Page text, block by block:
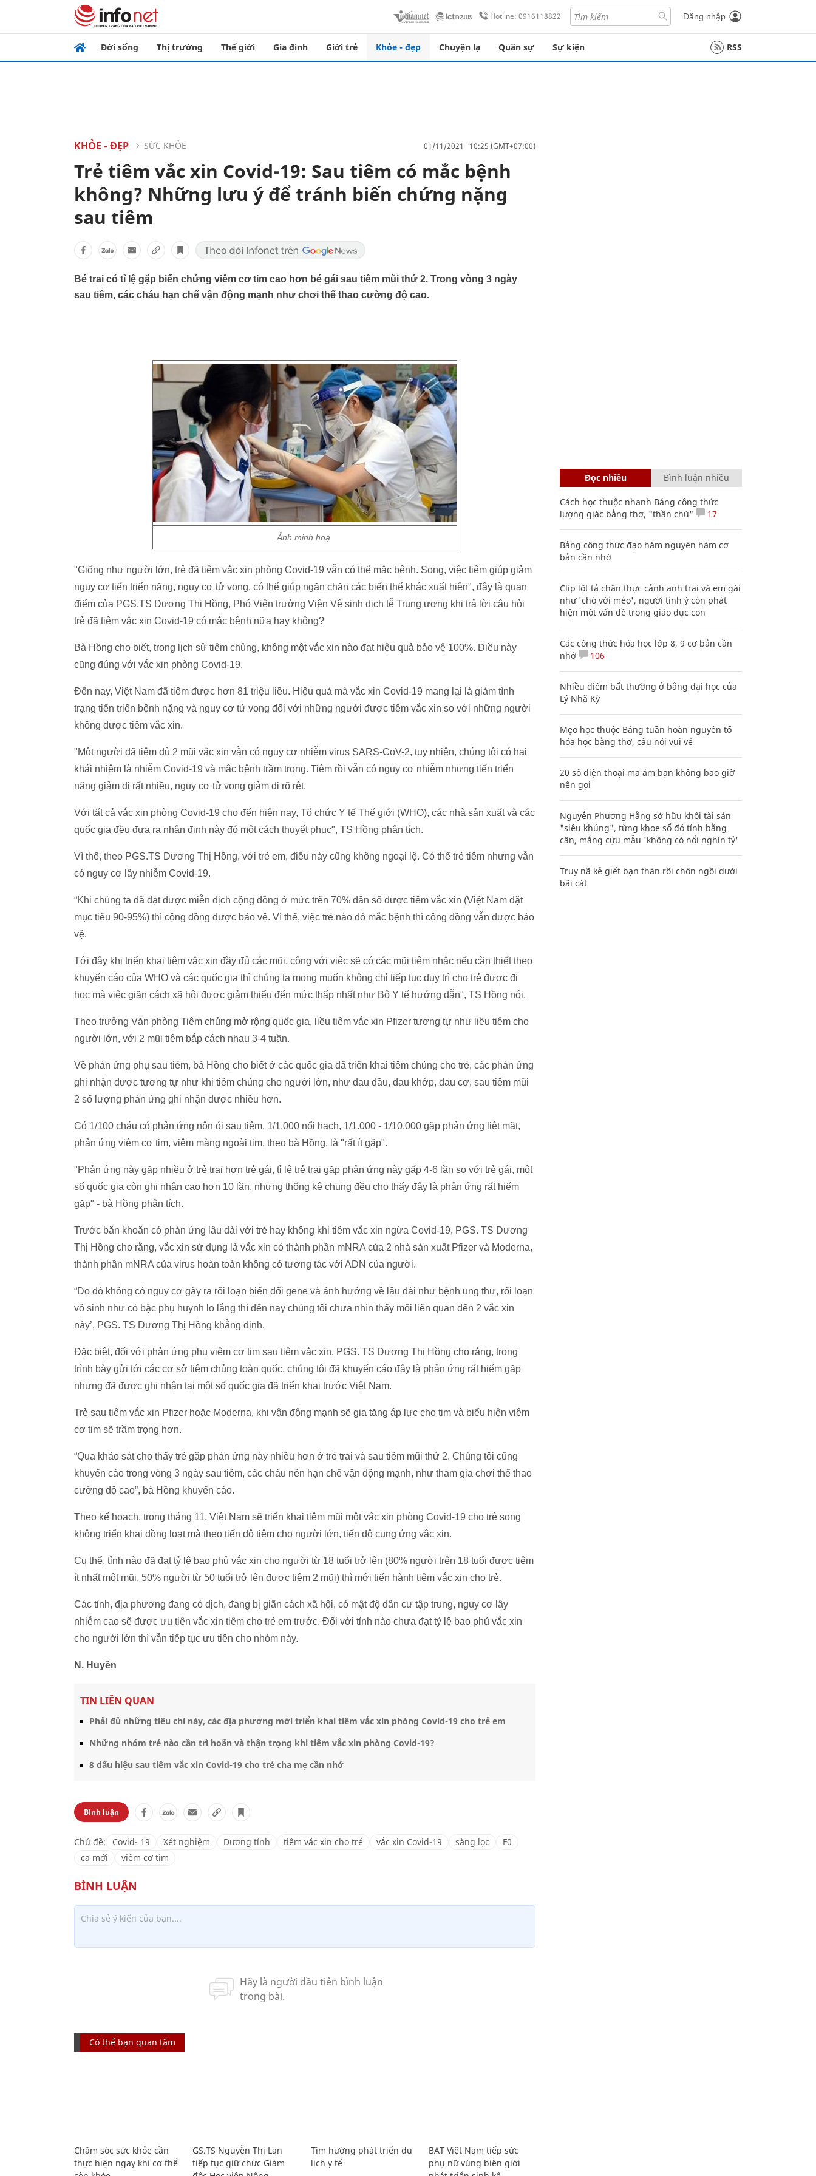
Hotline: 0916118822 Đăng nhập
Đời sống Thị trường Thế giới Gia đình Giới trẻ Khỏe - đẹp Chuyện lạ Quân sự Sự kiện RSS
KHỎE - ĐẸP SỨC KHỎE 01/11/2021 10:25 (GMT+07:00)
Trẻ tiêm vắc xin Covid-19: Sau tiêm có mắc bệnh
không? Những lưu ý để tránh biến chứng nặng
sau tiêm
Bé trai có tỉ lệ gặp biến chứng viêm cơ tim cao hơn bé gái sau tiêm mũi thứ 2. Trong vòng 3 ngày
sau tiêm, các cháu hạn chế vận động mạnh như chơi thể thao cường độ cao.
Ảnh minh hoạ
"Giống như người lớn, trẻ đã tiêm vắc xin phòng Covid-19 vẫn có thể mắc bệnh. Song, việc tiêm giúp giảm
nguy cơ tiến triển nặng, nguy cơ tử vong, có thể giúp ngăn chặn các biến thể khác xuất hiện", đây là quan
điểm của PGS.TS Dương Thị Hồng, Phó Viện trưởng Viện Vệ sinh dịch tễ Trung ương khi trả lời câu hỏi
trẻ đã tiêm vắc xin Covid-19 có mắc bệnh nữa hay không?
Bà Hồng cho biết, trong lịch sử tiêm chủng, không một vắc xin nào đạt hiệu quả bảo vệ 100%. Điều này
cũng đúng với vắc xin phòng Covid-19.
Đến nay, Việt Nam đã tiêm được hơn 81 triệu liều. Hiệu quả mà vắc xin Covid-19 mang lại là giảm tình
trạng tiến triển bệnh nặng và nguy cơ tử vong đối với những người được tiêm vắc xin so với những người
không được tiêm vắc xin.
"Một người đã tiêm đủ 2 mũi vắc xin vẫn có nguy cơ nhiễm virus SARS-CoV-2, tuy nhiên, chúng tôi có hai
khái nhiệm là nhiễm Covid-19 và mắc bệnh trầm trọng. Tiêm rồi vẫn có nguy cơ nhiễm nhưng tiến triển
nặng giảm đi rất nhiều, nguy cơ tử vong giảm đi rõ rệt.
Với tất cả vắc xin phòng Covid-19 cho đến hiện nay, Tổ chức Y tế Thế giới (WHO), các nhà sản xuất và các
quốc gia đều đưa ra nhận định này đó một cách thuyết phục", TS Hồng phân tích.
Vì thế, theo PGS.TS Dương Thị Hồng, với trẻ em, điều này cũng không ngoại lệ. Có thể trẻ tiêm nhưng vẫn
có nguy cơ lây nhiễm Covid-19.
“Khi chúng ta đã đạt được miễn dịch cộng đồng ở mức trên 70% dân số được tiêm vắc xin (Việt Nam đặt
mục tiêu 90-95%) thì cộng đồng được bảo vệ. Vì thế, việc trẻ nào đó mắc bệnh thì cộng đồng vẫn được bảo
vệ.
Tới đây khi triển khai tiêm vắc xin đầy đủ các mũi, cộng với việc sẽ có các mũi tiêm nhắc nếu cần thiết theo
khuyến cáo của WHO và các quốc gia thì chúng ta mong muốn không chỉ tiếp tục duy trì cho trẻ được đi
học mà việc giãn cách xã hội được giảm thiểu đến mức thấp nhất như Bộ Y tế hướng dẫn", TS Hồng nói.
Theo trưởng Văn phòng Tiêm chủng mở rộng quốc gia, liều tiêm vắc xin Pfizer tương tự như liều tiêm cho
người lớn, với 2 mũi tiêm bắp cách nhau 3-4 tuần.
Về phản ứng phụ sau tiêm, bà Hồng cho biết ở các quốc gia đã triển khai tiêm chủng cho trẻ, các phản ứng
ghi nhận được tương tự như khi tiêm chủng cho người lớn, như đau đầu, đau khớp, đau cơ, sau tiêm mũi
2 số lượng phản ứng ghi nhận được nhiều hơn.
Có 1/100 cháu có phản ứng nôn ói sau tiêm, 1/1.000 nổi hạch, 1/1.000 - 1/10.000 gặp phản ứng liệt mặt,
phản ứng viêm cơ tim, viêm màng ngoài tim, theo bà Hồng, là "rất ít gặp".
"Phản ứng này gặp nhiều ở trẻ trai hơn trẻ gái, tỉ lệ trẻ trai gặp phản ứng này gấp 4-6 lần so với trẻ gái, một
số quốc gia còn ghi nhận cao hơn 10 lần, nhưng thống kê chung đều cho thấy đây là phản ứng rất hiếm
gặp" - bà Hồng phân tích.
Trước băn khoăn có phản ứng lâu dài với trẻ hay không khi tiêm vắc xin ngừa Covid-19, PGS. TS Dương
Thị Hồng cho rằng, vắc xin sử dụng là vắc xin có thành phần mNRA của 2 nhà sản xuất Pfizer và Moderna,
thành phần mNRA của virus hoàn toàn không có tương tác với ADN của người.
“Do đó không có nguy cơ gây ra rối loạn biến đổi gene và ảnh hưởng về lâu dài như bệnh ung thư, rối loạn
vô sinh như có bậc phụ huynh lo lắng thì đến nay chúng tôi chưa nhìn thấy mối liên quan đến 2 vắc xin
này’, PGS. TS Dương Thị Hồng khẳng định.
Đặc biệt, đối với phản ứng phụ viêm cơ tim sau tiêm vắc xin, PGS. TS Dương Thị Hồng cho rằng, trong
trình bày gửi tới các cơ sở tiêm chủng toàn quốc, chúng tôi đã khuyến cáo đây là phản ứng rất hiếm gặp
nhưng đã được ghi nhận tại một số quốc gia đã triển khai trước Việt Nam.
Trẻ sau tiêm vắc xin Pfizer hoặc Moderna, khi vận động mạnh sẽ gia tăng áp lực cho tim và biểu hiện viêm
cơ tim sẽ trầm trọng hơn.
“Qua khảo sát cho thấy trẻ gặp phản ứng này nhiều hơn ở trẻ trai và sau tiêm mũi thứ 2. Chúng tôi cũng
khuyến cáo trong vòng 3 ngày sau tiêm, các cháu nên hạn chế vận động mạnh, như tham gia chơi thể thao
cường độ cao”, bà Hồng khuyến cáo.
Theo kế hoạch, trong tháng 11, Việt Nam sẽ triển khai tiêm mũi một vắc xin phòng Covid-19 cho trẻ song
không triển khai đồng loạt mà theo tiến độ tiêm cho người lớn, tiến độ cung ứng vắc xin.
Cụ thể, tỉnh nào đã đạt tỷ lệ bao phủ vắc xin cho người từ 18 tuổi trở lên (80% người trên 18 tuổi được tiêm
ít nhất một mũi, 50% người từ 50 tuổi trở lên được tiêm 2 mũi) thì mới tiến hành tiêm vắc xin cho trẻ.
Các tỉnh, địa phương đang có dịch, đang bị giãn cách xã hội, có mật độ dân cư tập trung, nguy cơ lây
nhiễm cao sẽ được ưu tiên vắc xin tiêm cho trẻ em trước. Đối với tỉnh nào chưa đạt tỷ lệ bao phủ vắc xin
cho người lớn thì vẫn tiếp tục ưu tiên cho nhóm này.
N. Huyền
TIN LIÊN QUAN
Phải đủ những tiêu chí này, các địa phương mới triển khai tiêm vắc xin phòng Covid-19 cho trẻ em
Những nhóm trẻ nào cần trì hoãn và thận trọng khi tiêm vắc xin phòng Covid-19?
8 dấu hiệu sau tiêm vắc xin Covid-19 cho trẻ cha mẹ cần nhớ
Bình luận
Chủ đề: Covid- 19 Xét nghiệm Dương tính tiêm vắc xin cho trẻ vắc xin Covid-19 sàng lọc
F0
ca mới
viêm cơ tim
Có thể bạn quan tâm
Chăm sóc sức khỏe cần
thực hiện ngay khi cơ thể
GS.TS Nguyễn Thị Lan
tiếp tục giữ chức Giám
Tìm hướng phát triển du
lịch y tế
BAT Việt Nam tiếp sức
phụ nữ vùng biên giới
Đọc nhiều Bình luận nhiều
Cách học thuộc nhanh Bảng công thức
lượng giác bằng thơ, "thần chú"
17
Bảng công thức đạo hàm nguyên hàm cơ
bản cần nhớ
Clip lột tả chân thực cảnh anh trai và em gái
như 'chó với mèo', người tinh ý còn phát
hiện một vấn đề trong giáo dục con
Các công thức hóa học lớp 8, 9 cơ bản cần
nhớ
106
Nhiều điểm bất thường ở bằng đại học của
Lý Nhã Kỳ
Mẹo học thuộc Bảng tuần hoàn nguyên tố
hóa học bằng thơ, câu nói vui vẻ
20 số điện thoại ma ám bạn không bao giờ
nên gọi
Nguyễn Phương Hằng sở hữu khối tài sản
"siêu khủng", từng khoe sổ đỏ tính bằng
cân, mắng cựu mẫu 'không có nổi nghìn tỷ'
Truy nã kẻ giết bạn thân rồi chôn ngồi dưới
bãi cát